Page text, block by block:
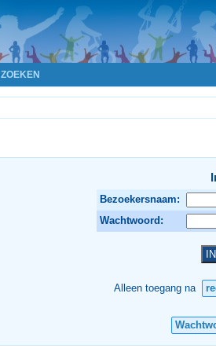
ZOEKEN
Bezoekersnaam:
Wachtwoord:
Alleen toegang na